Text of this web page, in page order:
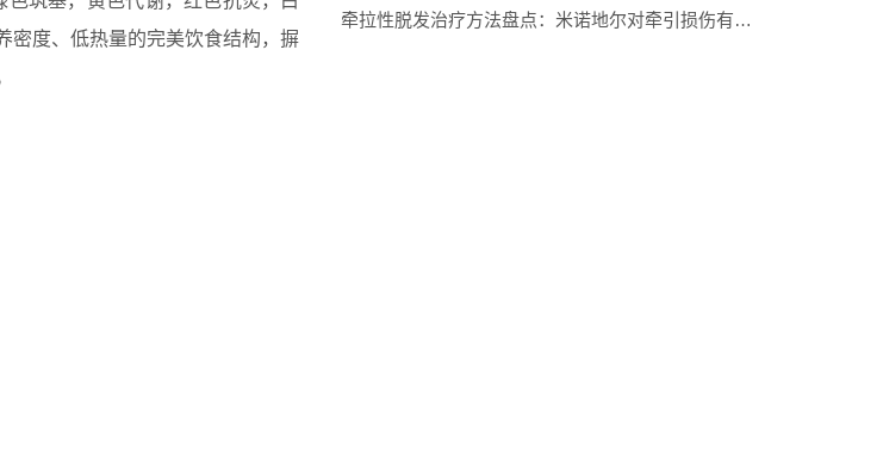
密度、低热量的完美饮食结构，摒
牵拉性脱发治疗方法盘点：米诺地尔对牵引损伤有效果吗